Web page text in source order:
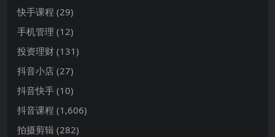
快手课程 (29)
手机管理 (12)
投资理财 (131)
抖音小店 (27)
抖音快手 (10)
抖音课程 (1,606)
拍摄剪辑 (282)